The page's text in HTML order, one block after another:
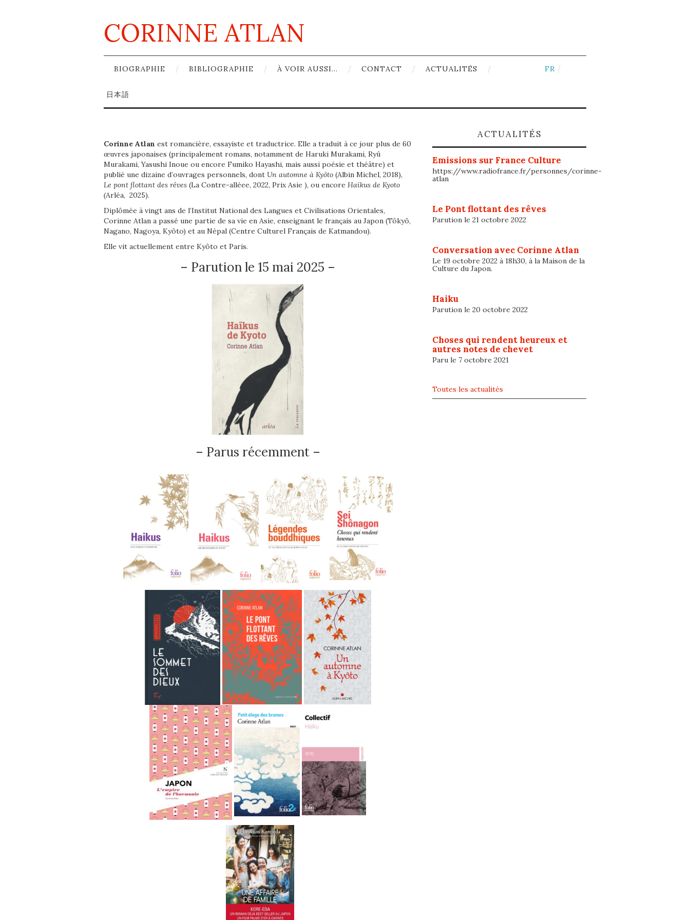
CORINNE ATLAN
BIOGRAPHIE BIBLIOGRAPHIE À VOIR AUSSI… CONTACT ACTUALITÉS FR
日本語
Corinne Atlan est romancière, essayiste et traductrice. Elle a traduit à ce jour plus de 60
œuvres japonaises (principalement romans, notamment de Haruki Murakami, Ryû
Murakami, Yasushi Inoue ou encore Fumiko Hayashi, mais aussi poésie et théâtre) et
publié une dizaine d’ouvrages personnels, dont Un automne à Kyôto (Albin Michel, 2018),
Le pont flottant des rêves (La Contre-alléee, 2022, Prix Asie ), ou encore Haïkus de Kyoto
(Arléa, 2025).
Diplômée à vingt ans de l’Institut National des Langues et Civilisations Orientales,
Corinne Atlan a passé une partie de sa vie en Asie, enseignant le français au Japon (Tôkyô,
Nagano, Nagoya, Kyôto) et au Népal (Centre Culturel Français de Katmandou).
Elle vit actuellement entre Kyôto et Paris.
– Parution le 15 mai 2025 –
– Parus récemment –
ACTUALITÉS
Emissions sur France Culture
https://www.radiofrance.fr/personnes/corinne-
atlan
Le Pont flottant des rêves
Parution le 21 octobre 2022
Conversation avec Corinne Atlan
Le 19 octobre 2022 à 18h30, à la Maison de la
Culture du Japon.
Haiku
Parution le 20 octobre 2022
Choses qui rendent heureux et
autres notes de chevet
Paru le 7 octobre 2021
Toutes les actualités